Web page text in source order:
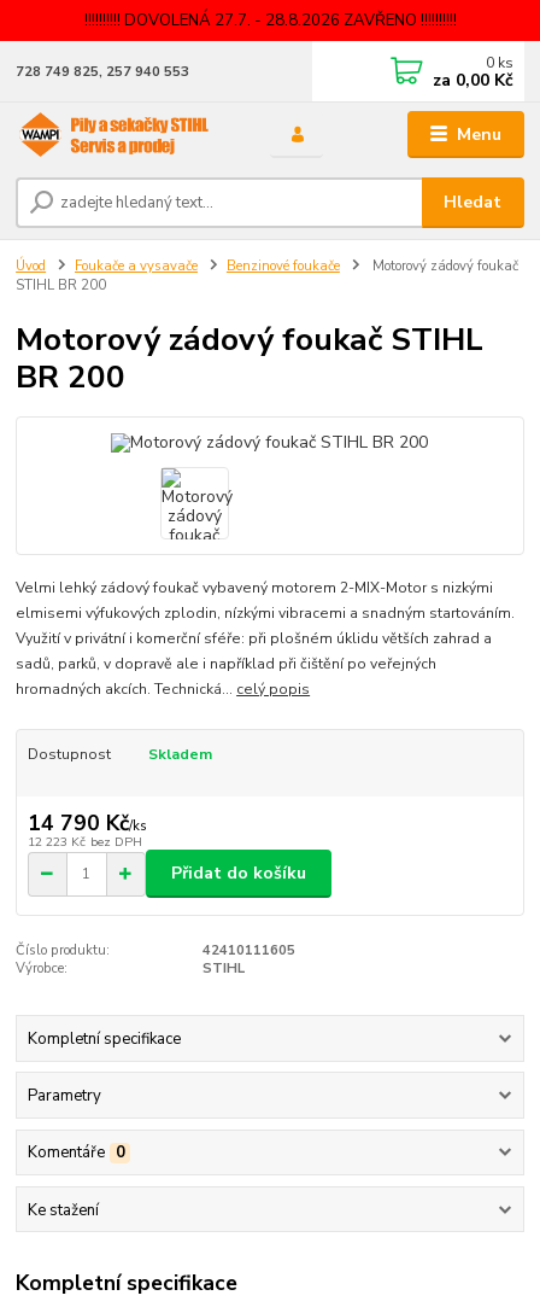
!!!!!!!!!! DOVOLENÁ 27.7. - 28.8.2026 ZAVŘENO !!!!!!!!!!
Menu
Hledat
728 749 825, 257 940 553 0 ks
za 0,00 Kč
Úvod Foukače a vysavače Benzinové foukače
Motorový zádový foukač
STIHL BR 200
Motorový zádový foukač STIHL
BR 200
Velmi lehký zádový foukač vybavený motorem 2-MIX-Motor s nizkými
elmisemi výfukových zplodin, nízkými vibracemi a snadným startováním.
Využití v privátní i komerční sféře: při plošném úklidu větších zahrad a
sadů, parků, v dopravě ale i například při čištění po veřejných
hromadných akcích. Technická... celý popis
Dostupnost Skladem
14 790 Kč/ks
12 223 Kč bez DPH
Přidat do košíku
Číslo produktu:
42410111605
Výrobce:
STIHL
Kompletní specifikace
Parametry
Komentáře 0
Ke stažení
Kompletní specifikace